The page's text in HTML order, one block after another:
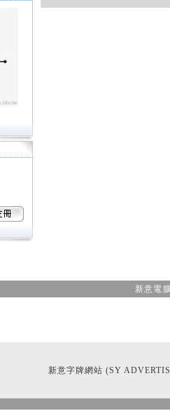
新意電
新意字牌網站 (SY